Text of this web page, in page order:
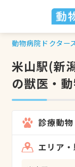
動物病院ドクター
米山駅(新
の獣医・
診療動物
エリア